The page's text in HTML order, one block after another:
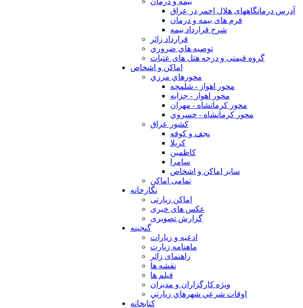
آدرس درمانگاههای هلال احمر در عراق
فرم های بیمه و درمان
شرح قرارداد بیمه
قرارداد زائر
توصيه هاي ضروري
گروه قیمتی و درجه هتل های عتبات
اماکن و اشخاص
محورهاي مرزي
محور اهواز - شلمچه
محور اهواز - چزابه
محور كرمانشاه - مهران
محور كرمانشاه - خسروي
كشور عراق
نجف و كوفه
كربلا
كاظمين
سامرا
ساير اماكن و اشخاص
تمامی اماکن
نگارخانه
اماکن زیارتی
عکس های خبری
گزارش تصویری
گنجینه
ادعیه و زیارات
ماهنامه زیارت
راهنمای زائر
نقشه ها
فیلم ها
ويژه كارگزاران و مديران
اوقات شرعي شهرهاي زيارتي
کتابخانه